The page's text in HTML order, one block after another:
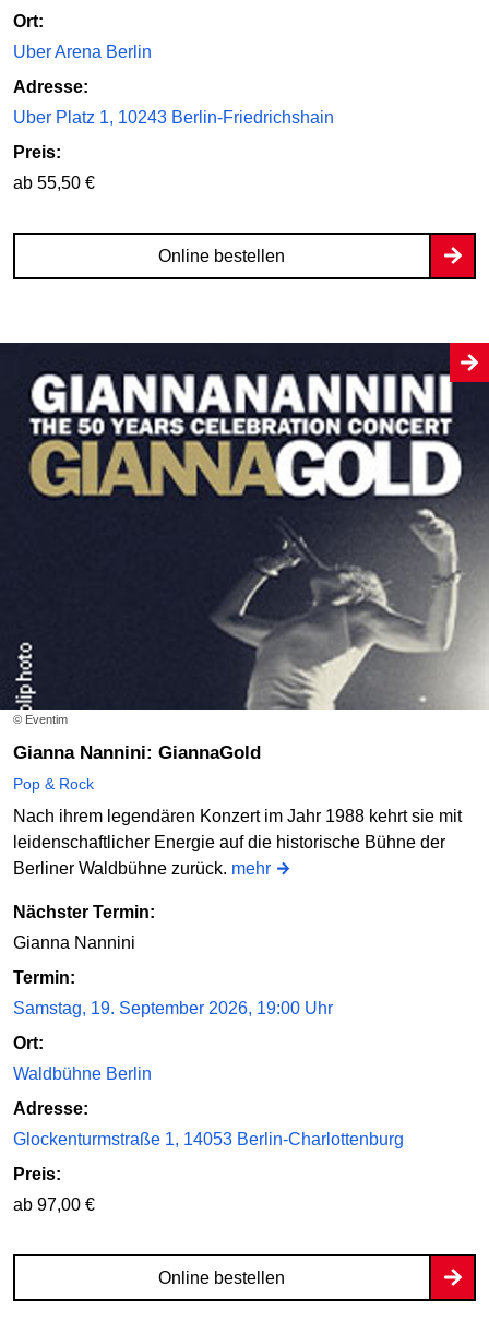
Ort:
Uber Arena Berlin
Adresse:
Uber Platz 1, 10243 Berlin-Friedrichshain
Preis:
ab 55,50 €
Online bestellen
© Eventim
Gianna Nannini: GiannaGold
Pop & Rock
Nach ihrem legendären Konzert im Jahr 1988 kehrt sie mit
leidenschaftlicher Energie auf die historische Bühne der
Berliner Waldbühne zurück. mehr
Nächster Termin:
Gianna Nannini
Termin:
Samstag, 19. September 2026, 19:00 Uhr
Ort:
Waldbühne Berlin
Adresse:
Glockenturmstraße 1, 14053 Berlin-Charlottenburg
Preis:
ab 97,00 €
Online bestellen